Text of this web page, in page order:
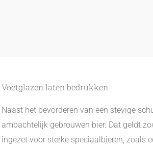
Voetglazen laten bedrukken
Naast het bevorderen van een stevige
ambachtelijk gebrouwen bier. Dat geldt
ingezet voor sterke speciaalbieren, zoals